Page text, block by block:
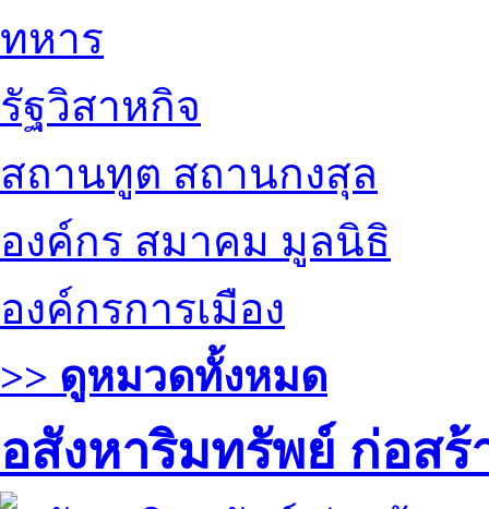
ทหาร
รัฐวิสาหกิจ
สถานทูต สถานกงสุล
องค์กร สมาคม มูลนิธิ
องค์กรการเมือง
>> ดูหมวดทั้งหมด
อสังหาริมทรัพย์ ก่อส